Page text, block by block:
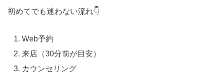
初めてでも迷わない流れ👇
Web予約
来店（30分前が目安）
カウンセリング